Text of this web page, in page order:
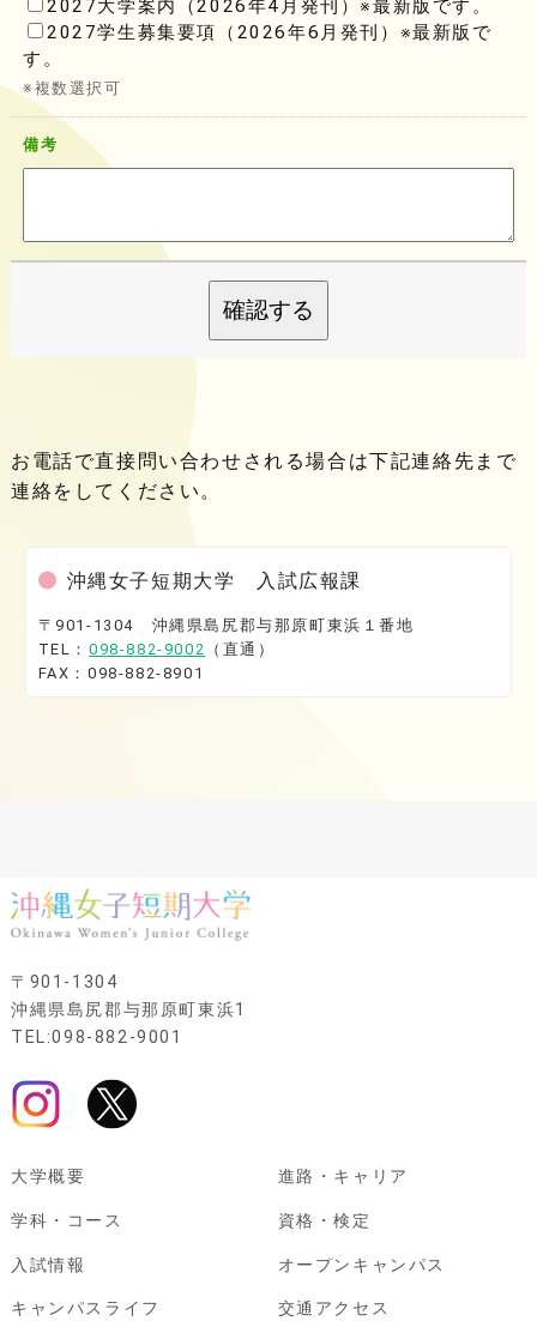
2027大学案内（2026年4月発刊）※最新版です。
2027学生募集要項（2026年6月発刊）※最新版で
す。
※複数選択可
備考
確認する
お電話で直接問い合わせされる場合は下記連絡先まで
連絡をしてください。
沖縄女子短期大学 入試広報課
〒901-1304 沖縄県島尻郡与那原町東浜１番地
TEL：098-882-9002
（直通）
FAX：098-882-8901
〒901-1304
沖縄県島尻郡与那原町東浜1
TEL:098-882-9001
大学概要
学科・コース
入試情報
キャンパスライフ
進路・キャリア
資格・検定
オープンキャンパス
交通アクセス